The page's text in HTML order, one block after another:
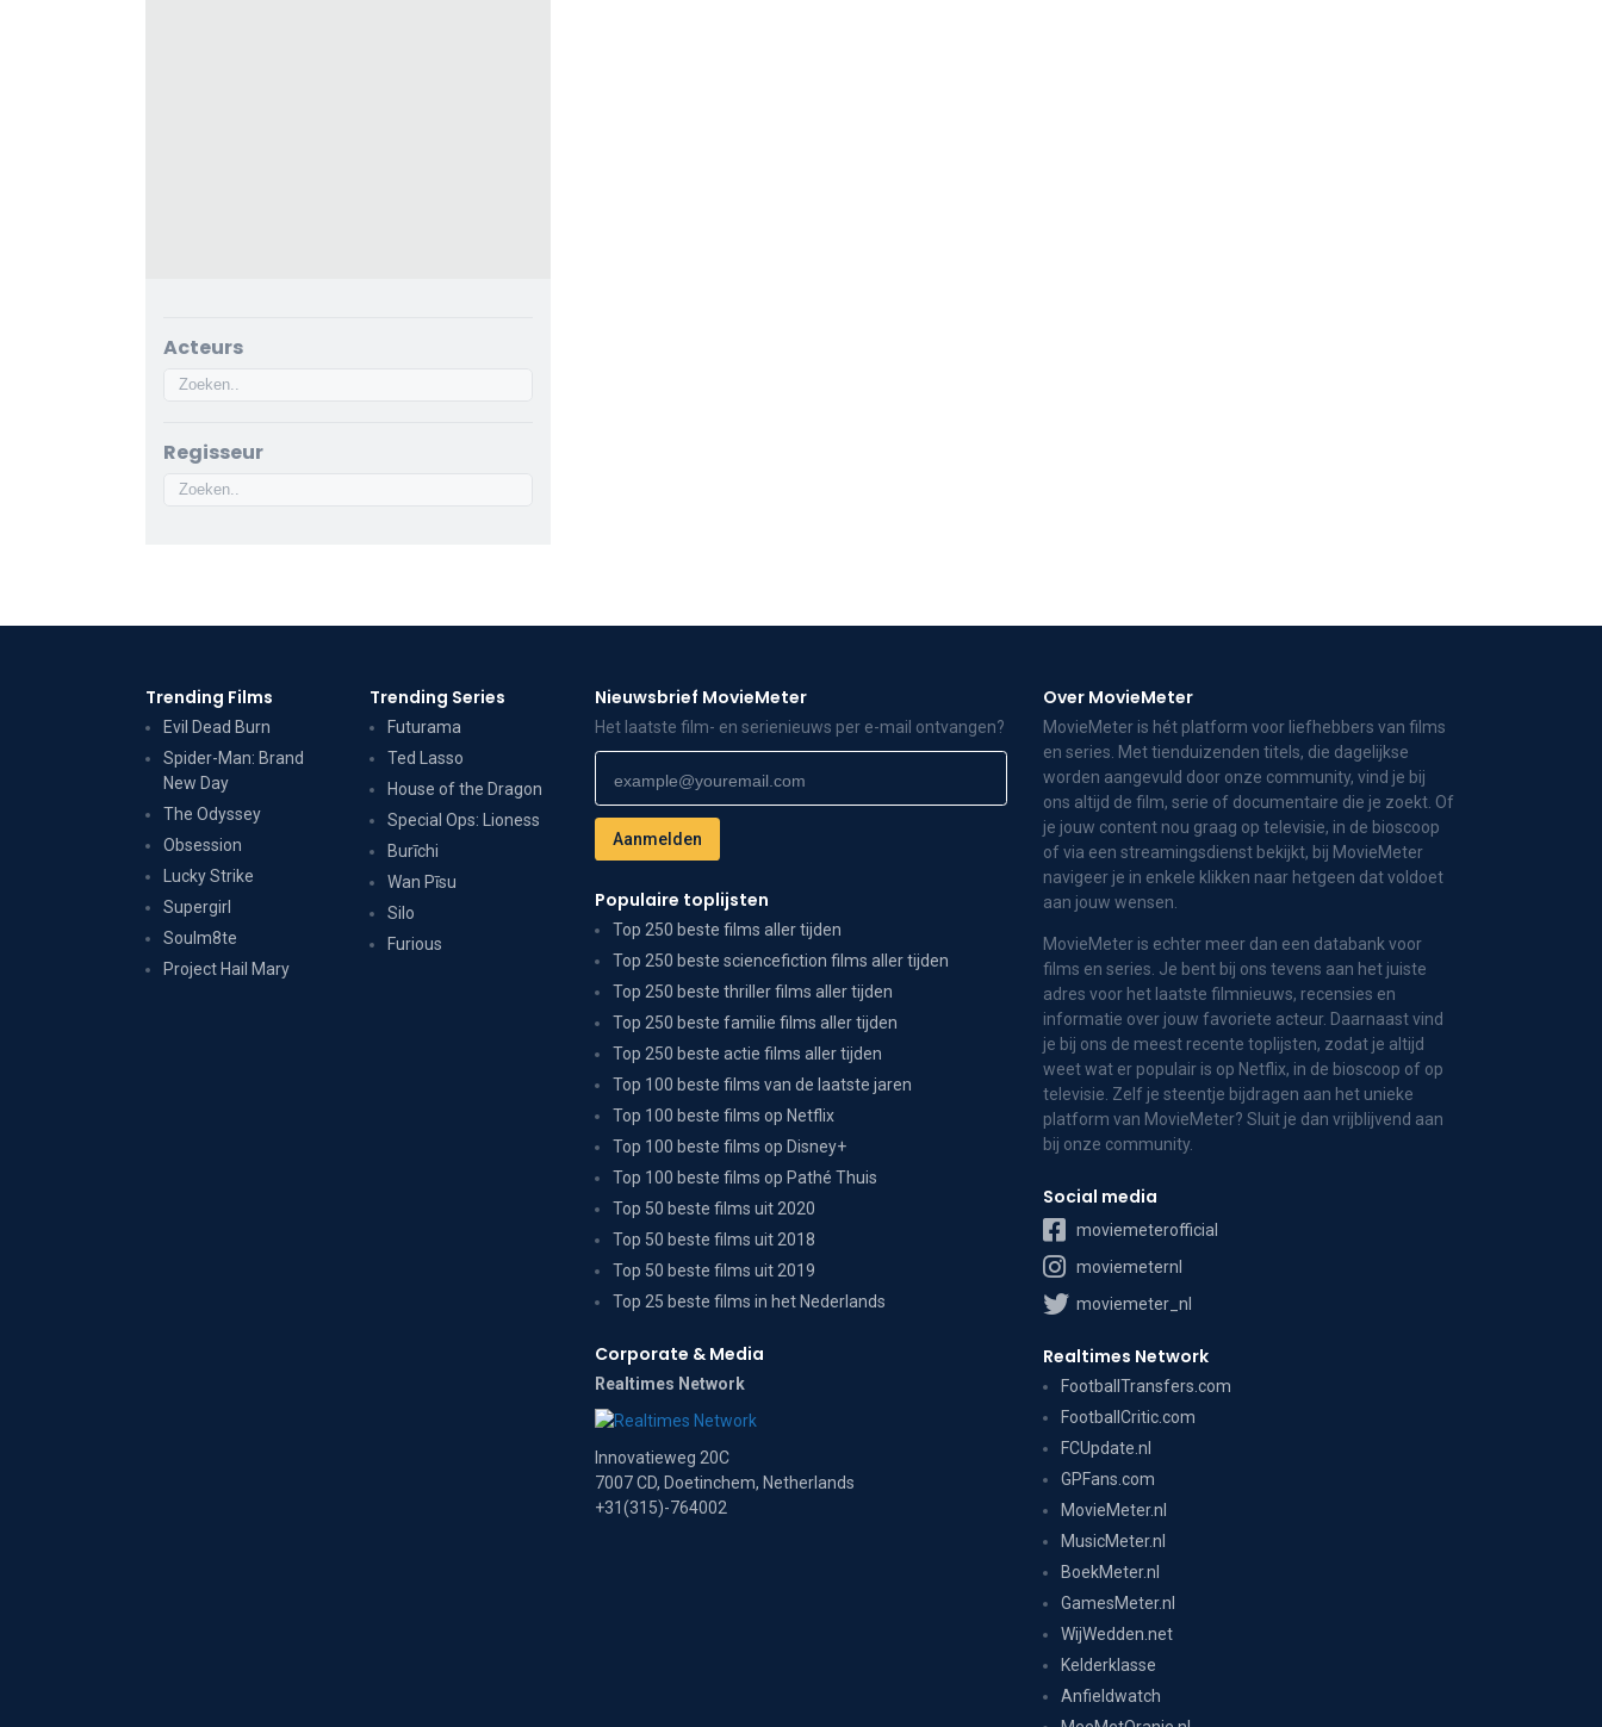
Acteurs
Regisseur
Trending Films
Evil Dead Burn
Spider-Man: Brand
New Day
The Odyssey
Obsession
Lucky Strike
Supergirl
Soulm8te
Project Hail Mary
Trending Series
Futurama
Ted Lasso
House of the Dragon
Special Ops: Lioness
Burīchi
Wan Pīsu
Silo
Furious
Nieuwsbrief MovieMeter
Het laatste film- en serienieuws per e-mail ontvangen?
Populaire toplijsten
Top 250 beste films aller tijden
Top 250 beste sciencefiction films aller tijden
Top 250 beste thriller films aller tijden
Top 250 beste familie films aller tijden
Top 250 beste actie films aller tijden
Top 100 beste films van de laatste jaren
Top 100 beste films op Netflix
Top 100 beste films op Disney+
Top 100 beste films op Pathé Thuis
Top 50 beste films uit 2020
Top 50 beste films uit 2018
Top 50 beste films uit 2019
Top 25 beste films in het Nederlands
Corporate & Media
Realtimes Network
Innovatieweg 20C
7007 CD, Doetinchem, Netherlands
+31(315)-764002
Over MovieMeter
MovieMeter is hét platform voor liefhebbers van films
en series. Met tienduizenden titels, die dagelijkse
worden aangevuld door onze community, vind je bij
ons altijd de film, serie of documentaire die je zoekt. Of
je jouw content nou graag op televisie, in de bioscoop
of via een streamingsdienst bekijkt, bij MovieMeter
navigeer je in enkele klikken naar hetgeen dat voldoet
aan jouw wensen.
MovieMeter is echter meer dan een databank voor
films en series. Je bent bij ons tevens aan het juiste
adres voor het laatste filmnieuws, recensies en
informatie over jouw favoriete acteur. Daarnaast vind
je bij ons de meest recente toplijsten, zodat je altijd
weet wat er populair is op Netflix, in de bioscoop of op
televisie. Zelf je steentje bijdragen aan het unieke
platform van MovieMeter? Sluit je dan vrijblijvend aan
bij onze community.
Social media
moviemeterofficial
moviemeternl
moviemeter_nl
Realtimes Network
FootballTransfers.com
FootballCritic.com
FCUpdate.nl
GPFans.com
MovieMeter.nl
MusicMeter.nl
BoekMeter.nl
GamesMeter.nl
WijWedden.net
Kelderklasse
Anfieldwatch